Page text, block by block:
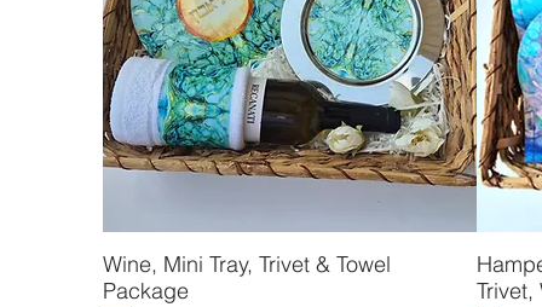
תצוגה מהירה
Wine, Mini Tray, Trivet & Towel
Package